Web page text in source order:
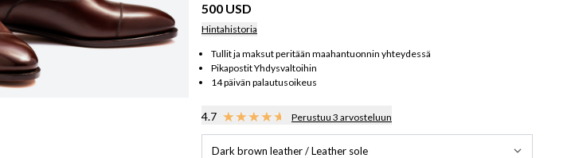
500 USD
Hintahistoria
Tullit ja maksut peritään maahantuonnin yhteydessä
Pikapostit Yhdysvaltoihin
14 päivän palautusoikeus
4.7 Perustuu 3 arvosteluun
Dark brown leather / Leather sole